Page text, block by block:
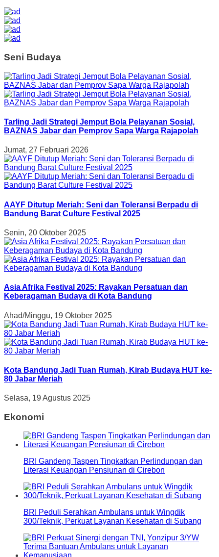
Seni Budaya
Tarling Jadi Strategi Jemput Bola Pelayanan Sosial,
BAZNAS Jabar dan Pemprov Sapa Warga Rajapolah
Jumat, 27 Februari 2026
AAYF Ditutup Meriah: Seni dan Toleransi Berpadu di
Bandung Barat Culture Festival 2025
Senin, 20 Oktober 2025
Asia Afrika Festival 2025: Rayakan Persatuan dan
Keberagaman Budaya di Kota Bandung
Ahad/Minggu, 19 Oktober 2025
Kota Bandung Jadi Tuan Rumah, Kirab Budaya HUT ke-
80 Jabar Meriah
Selasa, 19 Agustus 2025
Ekonomi
BRI Gandeng Taspen Tingkatkan Perlindungan dan
Literasi Keuangan Pensiunan di Cirebon
BRI Peduli Serahkan Ambulans untuk Wingdik
300/Teknik, Perkuat Layanan Kesehatan di Subang